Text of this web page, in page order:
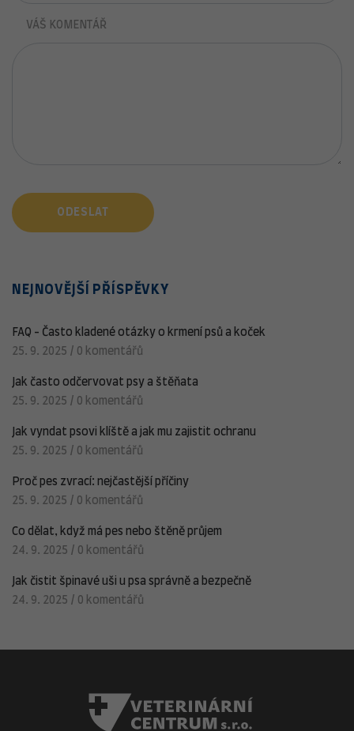
VÁŠ KOMENTÁŘ
ODESLAT
NEJNOVĚJŠÍ PŘÍSPĚVKY
FAQ - Často kladené otázky o krmení psů a koček
25. 9. 2025 / 0 komentářů
Jak často odčervovat psy a štěňata
25. 9. 2025 / 0 komentářů
Jak vyndat psovi klíště a jak mu zajistit ochranu
25. 9. 2025 / 0 komentářů
Proč pes zvrací: nejčastější příčiny
25. 9. 2025 / 0 komentářů
Co dělat, když má pes nebo štěně průjem
24. 9. 2025 / 0 komentářů
Jak čistit špinavé uši u psa správně a bezpečně
24. 9. 2025 / 0 komentářů